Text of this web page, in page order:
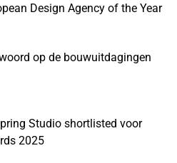
Design Agency of the Year
op de bouwuitdagingen
Studio shortlisted voor
2025